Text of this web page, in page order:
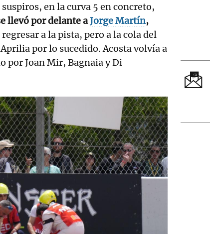
en la curva 5 en concreto,
llevó por delante aJorge Martín,
a la pista, pero a la cola del
por lo sucedido. Acosta volvía a
por Joan Mir, Bagnaia y Di